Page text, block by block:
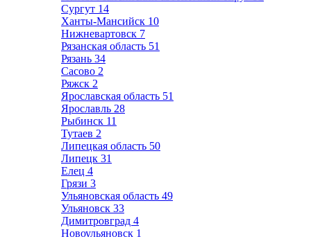
Сургут 14
Ханты-Мансийск 10
Нижневартовск 7
Рязанская область 51
Рязань 34
Сасово 2
Ряжск 2
Ярославская область 51
Ярославль 28
Рыбинск 11
Тутаев 2
Липецкая область 50
Липецк 31
Елец 4
Грязи 3
Ульяновская область 49
Ульяновск 33
Димитровград 4
Новоульяновск 1